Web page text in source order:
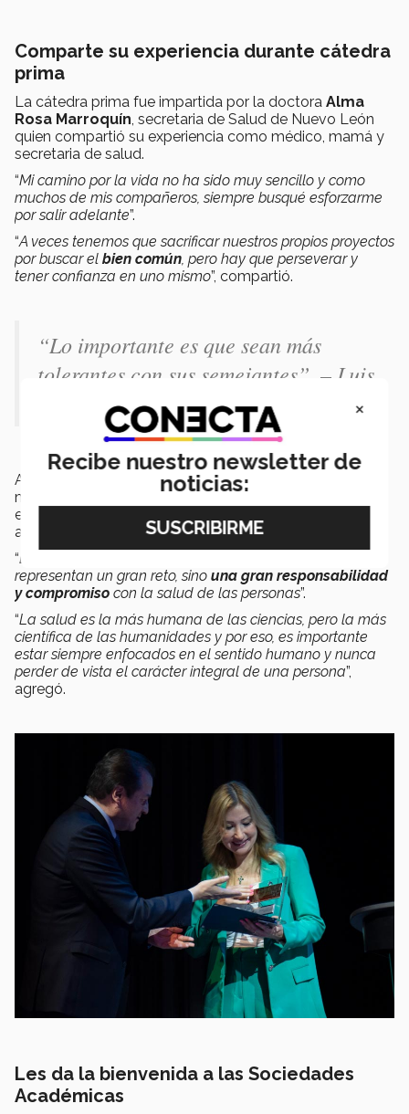
Comparte su experiencia durante cátedra
prima
La cátedra prima fue impartida por la doctora Alma
Rosa Marroquín , secretaria de Salud de Nuevo León
quien compartió su experiencia como médico, mamá y
secretaria de salud.
“Mi camino por la vida no ha sido muy sencillo y como
muchos de mis compañeros, siempre busqué esforzarme
por salir adelante”.
“A veces tenemos que sacrificar nuestros propios proyectos
por buscar el bien común , pero hay que perseverar y
tener confianza en uno mismo”, compartió.
“Lo importante es que sean más
tolerantes con sus semejantes”. – Luis
Alonso Herrera
Asimismo, alentó a los nuevos alumnos a no sentir
miedo, reconocer su vulnerabilidad, luchar por la
excelencia, pero siempre tratar se auténticos y trabajar
al servicio de los demás.
“Estas carreras a las que hoy están ingresando, no solo
representan un gran reto, sino una gran responsabilidad
y compromiso con la salud de las personas”.
“La salud es la más humana de las ciencias, pero la más
científica de las humanidades y por eso, es importante
estar siempre enfocados en el sentido humano y nunca
perder de vista el carácter integral de una persona”,
agregó.
Les da la bienvenida a las Sociedades
Académicas
×
Recibe nuestro newsletter de
noticias: